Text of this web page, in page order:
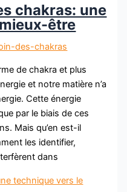
chakras: une
être
de chakra et plus
et notre matière n’a
Cette énergie
par le biais de ces
Mais qu’en est-il
les identifier,
dans
technique vers le